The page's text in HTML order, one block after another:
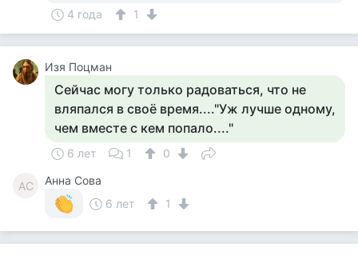
4 года 1
Изя Поцман
Сейчас могу только радоваться, что не
вляпался в своё время...."Уж лучше одному,
чем вместе с кем попало...."
6 лет 1 0
АС
Анна Сова
6 лет
1